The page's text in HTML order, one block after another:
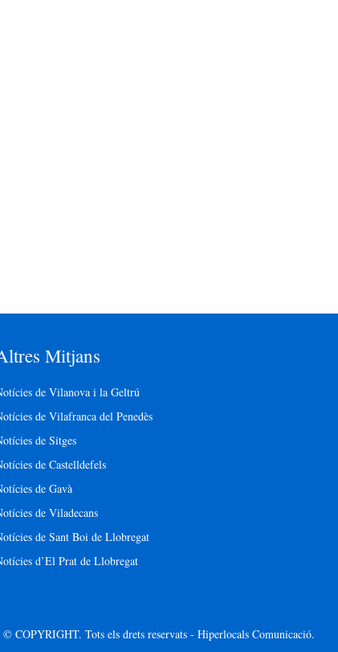
Mitjans
de Vilanova i la Geltrú
de Vilafranca del Penedès
de Sitges
de Castelldefels
de Gavà
de Viladecans
de Sant Boi de Llobregat
d’El Prat de Llobregat
© COPYRIGHT. Tots els drets reservats - Hiperlocals Comunicació.